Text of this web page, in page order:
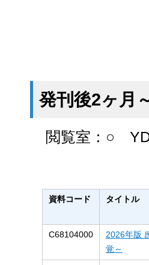
発刊後2ヶ月
閲覧室： ○
資料コード タイトル
C68104000
2026年版
覚～